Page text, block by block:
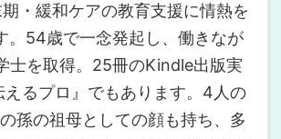
・緩和ケアの教育支援に情熱を
。54歳で一念発起し、働きなが
士を取得。25冊のKindle出版実
えるプロ』でもあります。4人の
孫の祖母としての顔も持ち、多